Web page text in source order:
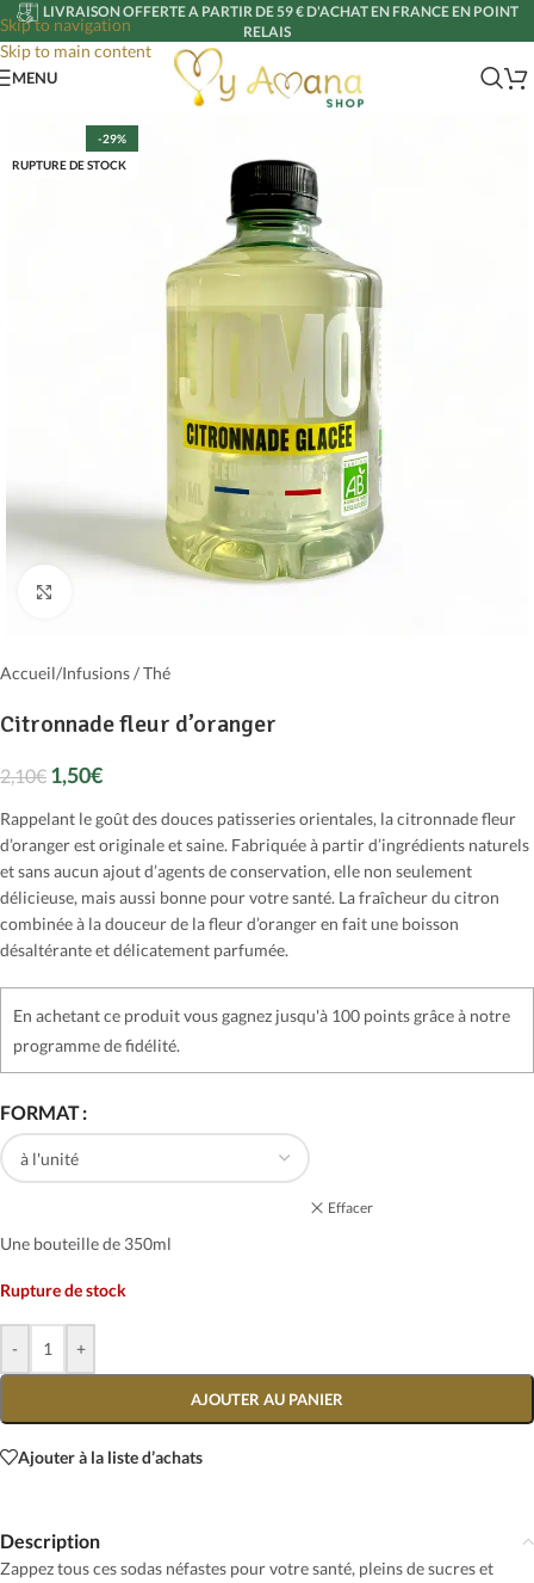
Skip to navigation
Skip to main content
LIVRAISON OFFERTE A PARTIR DE 59 € D'ACHAT EN FRANCE EN POINT
RELAIS
MENU
-29%
RUPTURE DE STOCK
Accueil/Infusions / Thé
Citronnade fleur d’oranger
2,10€ 1,50€
Rappelant le goût des douces patisseries orientales, la citronnade fleur
d’oranger est originale et saine. Fabriquée à partir d’ingrédients naturels
et sans aucun ajout d’agents de conservation, elle non seulement
délicieuse, mais aussi bonne pour votre santé. La fraîcheur du citron
combinée à la douceur de la fleur d’oranger en fait une boisson
désaltérante et délicatement parfumée.
En achetant ce produit vous gagnez jusqu'à 100 points grâce à notre
programme de fidélité.
FORMAT
Effacer
Une bouteille de 350ml
Rupture de stock
- +
AJOUTER AU PANIER
Ajouter à la liste d’achats
Description
Zappez tous ces sodas néfastes pour votre santé, pleins de sucres et